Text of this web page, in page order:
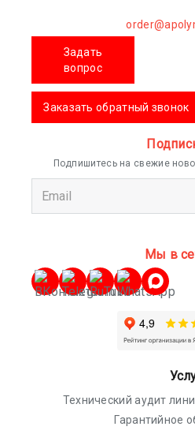
Задать
вопрос
Заказать обратный звонок
Подпишитесь на свежие
Мы в
Технический аудит
Гарантийное